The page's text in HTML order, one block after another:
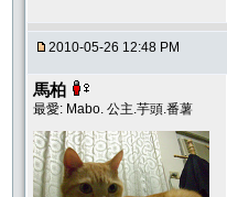
2010-05-26 12:48 PM
馬柏
最愛: Mabo. 公主.芋頭.番薯